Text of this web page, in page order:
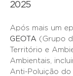
2025
Após mais um
GEOTA (Grupo
Território e
Ambientais,
Anti-Poluição do